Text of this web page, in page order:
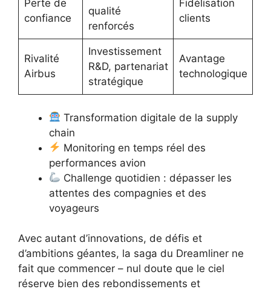
Perte de
confiance
qualité
renforcés
Fidélisation
clients
Rivalité
Airbus
Investissement
R&D, partenariat
stratégique
Avantage
technologique
Transformation digitale de la supply
chain
Monitoring en temps réel des
performances avion
Challenge quotidien : dépasser les
attentes des compagnies et des
voyageurs
Avec autant d’innovations, de défis et
d’ambitions géantes, la saga du Dreamliner ne
fait que commencer – nul doute que le ciel
réserve bien des rebondissements et